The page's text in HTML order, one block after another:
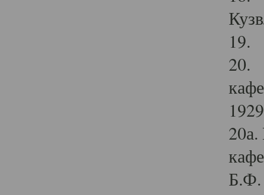
19.
20.
Б.Ф.